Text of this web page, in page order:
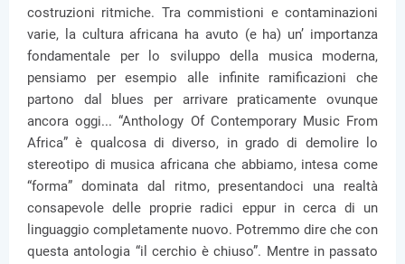
costruzioni ritmiche. Tra commistioni e contaminazioni
varie, la cultura africana ha avuto (e ha) un’ importanza
fondamentale per lo sviluppo della musica moderna,
pensiamo per esempio alle infinite ramificazioni che
partono dal blues per arrivare praticamente ovunque
ancora oggi... “Anthology Of Contemporary Music From
Africa” è qualcosa di diverso, in grado di demolire lo
stereotipo di musica africana che abbiamo, intesa come
“forma” dominata dal ritmo, presentandoci una realtà
consapevole delle proprie radici eppur in cerca di un
linguaggio completamente nuovo. Potremmo dire che con
questa antologia “il cerchio è chiuso”. Mentre in passato